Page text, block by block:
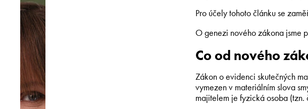
Pro účely tohoto článku se
O genezi nového zákona jsme
Co od nového
Zákon o evidenci skutečných
vymezen v materiálním slova
majitelem je fyzická osoba